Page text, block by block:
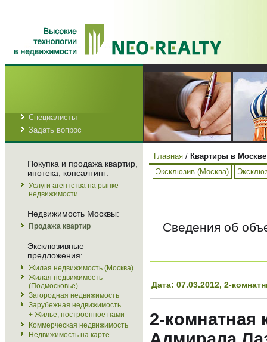
Специалисты
Задать вопрос
Покупка и продажа квартир,
ипотека, консалтинг:
Услуги агентства на рынке
недвижимости
Недвижимость Москвы:
Продажа квартир
Эксклюзивные
предложения:
Жилая недвижимость (Москва)
Жилая недвижимость
(Подмосковье)
Загородная недвижимость
Зарубежная недвижимость
+ Жилье, построенное нами
Коммерческая недвижимость
Недвижимость на карте
Главная / Квартиры в
Эксклюзив (Москва)
Сведения об
Дата: 07.03.2012, 2-
2-комнатная